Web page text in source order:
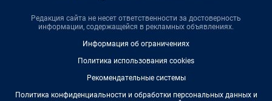
Редакция сайта не несет ответственности за достоверность
информации, содержащейся в рекламных объявлениях.
Информация об ограничениях
Политика использования cookies
Рекомендательные системы
Политика конфиденциальности и обработки персональных данных и